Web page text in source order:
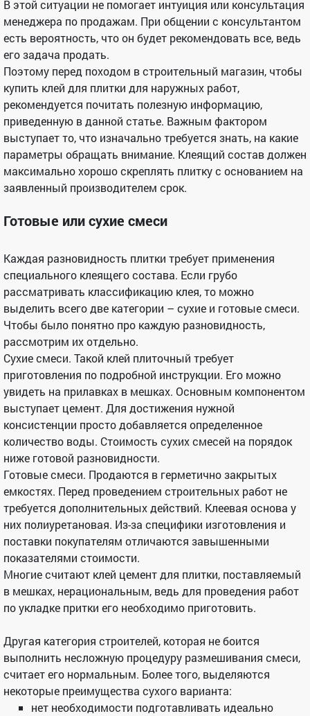
В этой ситуации не помогает интуиция или консультация
менеджера по продажам. При общении с консультантом
есть вероятность, что он будет рекомендовать все, ведь
его задача продать.
Поэтому перед походом в строительный магазин, чтобы
купить клей для плитки для наружных работ,
рекомендуется почитать полезную информацию,
приведенную в данной статье. Важным фактором
выступает то, что изначально требуется знать, на какие
параметры обращать внимание. Клеящий состав должен
максимально хорошо скреплять плитку с основанием на
заявленный производителем срок.
Готовые или сухие смеси
Каждая разновидность плитки требует применения
специального клеящего состава. Если грубо
рассматривать классификацию клея, то можно
выделить всего две категории – сухие и готовые смеси.
Чтобы было понятно про каждую разновидность,
рассмотрим их отдельно.
Сухие смеси. Такой клей плиточный требует
приготовления по подробной инструкции. Его можно
увидеть на прилавках в мешках. Основным компонентом
выступает цемент. Для достижения нужной
консистенции просто добавляется определенное
количество воды. Стоимость сухих смесей на порядок
ниже готовой разновидности.
Готовые смеси. Продаются в герметично закрытых
емкостях. Перед проведением строительных работ не
требуется дополнительных действий. Клеевая основа у
них полиуретановая. Из-за специфики изготовления и
поставки покупателям отличаются завышенными
показателями стоимости.
Многие считают клей цемент для плитки, поставляемый
в мешках, нерациональным, ведь для проведения работ
по укладке притки его необходимо приготовить.
Другая категория строителей, которая не боится
выполнить несложную процедуру размешивания смеси,
считает его нормальным. Более того, выделяются
некоторые преимущества сухого варианта:
нет необходимости подготавливать идеально